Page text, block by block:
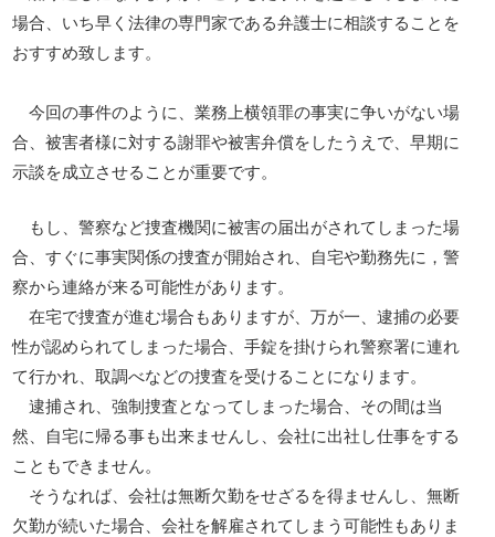
場合、いち早く法律の専門家である弁護士に相談することを
おすすめ致します。
今回の事件のように、業務上横領罪の事実に争いがない場
合、被害者様に対する謝罪や被害弁償をしたうえで、早期に
示談を成立させることが重要です。
もし、警察など捜査機関に被害の届出がされてしまった場
合、すぐに事実関係の捜査が開始され、自宅や勤務先に，警
察から連絡が来る可能性があります。
在宅で捜査が進む場合もありますが、万が一、逮捕の必要
性が認められてしまった場合、手錠を掛けられ警察署に連れ
て行かれ、取調べなどの捜査を受けることになります。
逮捕され、強制捜査となってしまった場合、その間は当
然、自宅に帰る事も出来ませんし、会社に出社し仕事をする
こともできません。
そうなれば、会社は無断欠勤をせざるを得ませんし、無断
欠勤が続いた場合、会社を解雇されてしまう可能性もありま